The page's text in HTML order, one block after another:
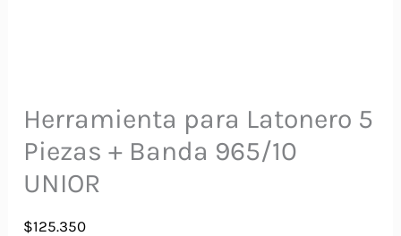
Herramienta para Latonero 5
Piezas + Banda 965/10
UNIOR
$125.350